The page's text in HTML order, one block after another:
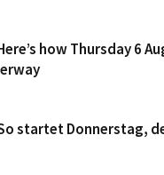
how Thursday 6
startet Donnerstag,